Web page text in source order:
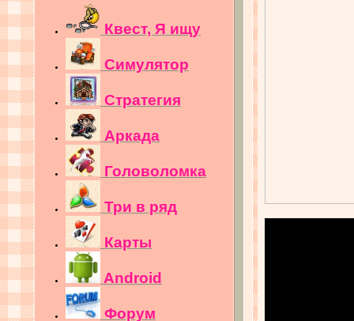
Квест, Я ищу
Симулятор
Стратегия
Аркада
Головоломка
Три в ряд
Карты
Android
Форум